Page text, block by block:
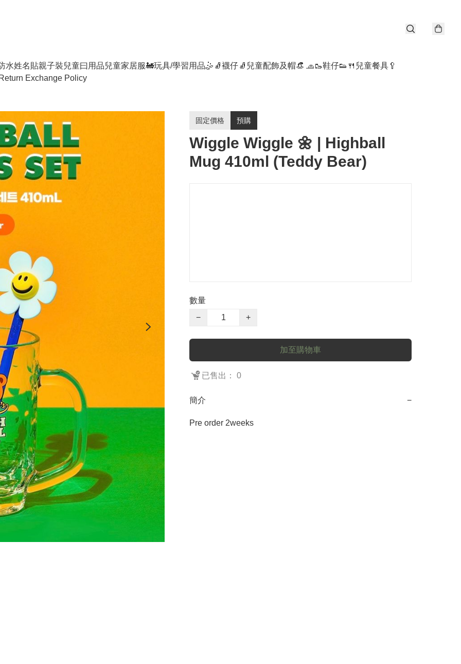
水姓名貼親子裝兒童曰用品兒童家居服🚂玩具/學習用品🤹 🧦襪仔🧦 兒童配飾及帽👒 🧢🥾鞋仔👟 🍴兒童餐具🥄
Exchange Policy
固定價格 預購
Wiggle Wiggle 🌼 | Highball
Mug 410ml (Teddy Bear)
數量
−
+
加至購物車
已售出： 0
簡介 −
Pre order 2weeks